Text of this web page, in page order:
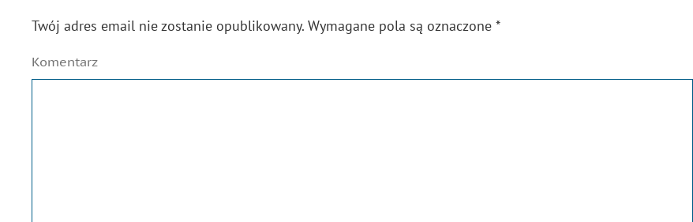
Twój adres email nie zostanie opublikowany. Wymagane pola są oznaczone *
Komentarz